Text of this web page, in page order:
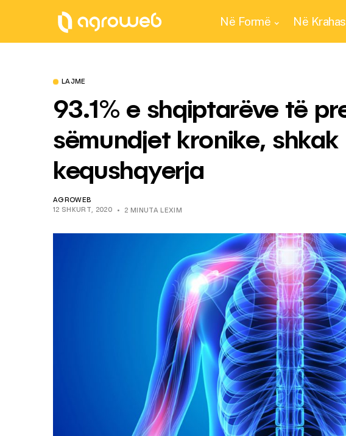
Në Formë Në
LAJME
93.1% e shqiptarëve të
sëmundjet kronike, shkak
kequshqyerja
AGROWEB
12 SHKURT, 2020
2 MINUTA LEXIM